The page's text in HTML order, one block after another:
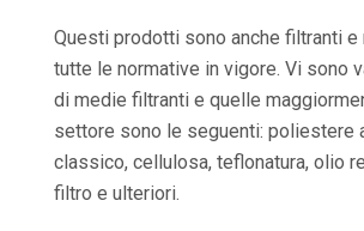
Questi prodotti sono anche filtranti e
tutte le normative in vigore. Vi sono
di medie filtranti e quelle
settore sono le seguenti: poliestere
classico, cellulosa, teflonatura, olio
filtro e ulteriori.